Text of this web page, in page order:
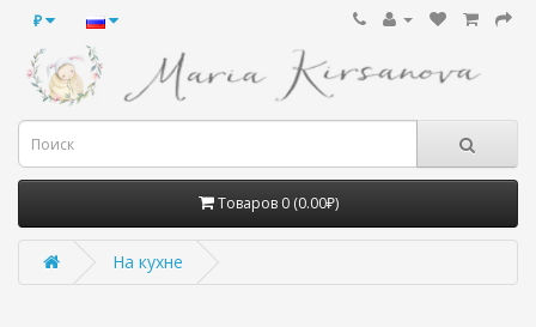
₽
Товаров 0 (0.00₽)
На кухне